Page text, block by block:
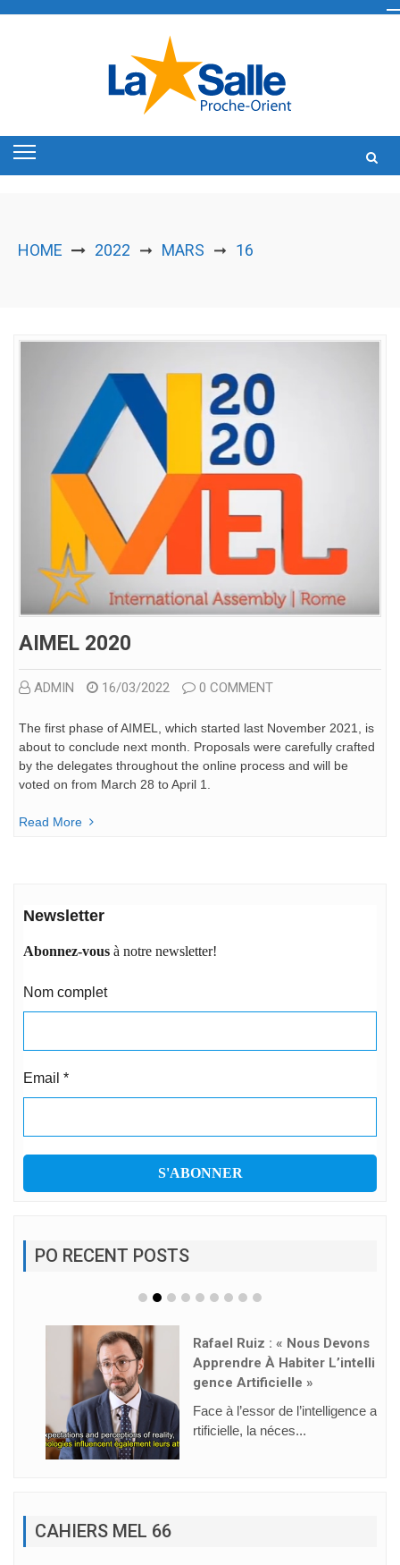
HOME 2022 ➞ MARS ➞ 16
AIMEL 2020
ADMIN 16/03/2022 0 COMMENT
The first phase of AIMEL, which started last November 2021, is
about to conclude next month. Proposals were carefully crafted
by the delegates throughout the online process and will be
voted on from March 28 to April 1.
Read More
Newsletter
Abonnez-vous à notre newsletter!
Nom complet
Email *
PO RECENT POSTS
Rafael Ruiz : « Nous Devons
Apprendre À Habiter L’intelli
Gence Artificielle »
Face à l’essor de l’intelligence a
rtificielle, la néces...
CAHIERS MEL 66